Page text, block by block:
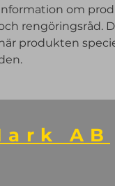
om
rengöringsråd.
produkten
AB